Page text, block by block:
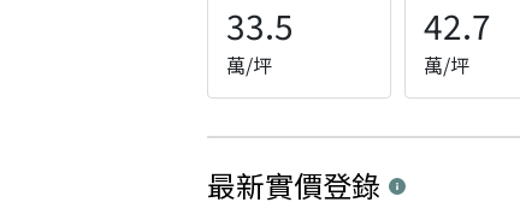
33.5
萬/坪
42.7
萬/坪
最新實價登錄